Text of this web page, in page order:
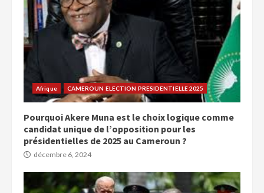
Afrique CAMEROUN ELECTION PRESIDENTIELLE 2025
Pourquoi Akere Muna est le choix logique comme
candidat unique de l’opposition pour les
présidentielles de 2025 au Cameroun ?
décembre 6, 2024